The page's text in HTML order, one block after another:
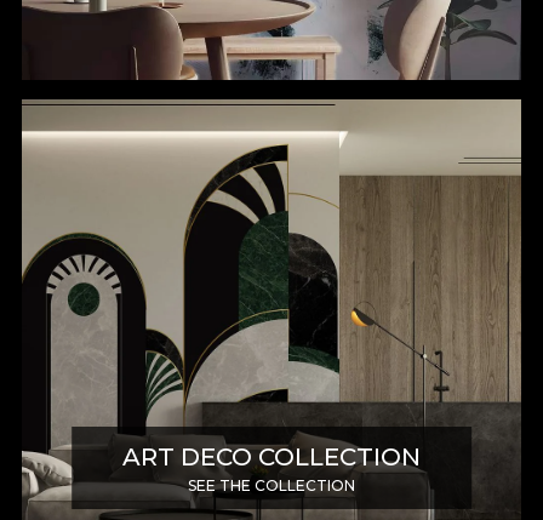
ART DECO COLLECTION
SEE THE COLLECTION